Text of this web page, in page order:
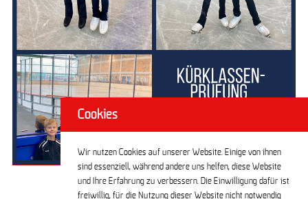
Cookies
Wir nutzen Cookies auf unserer Website. Einige von ihnen
sind essenziell, während andere uns helfen, diese Website
und Ihre Erfahrung zu verbessern. Die Einwilligung dafür ist
freiwillig, für die Nutzung dieser Website nicht notwendig